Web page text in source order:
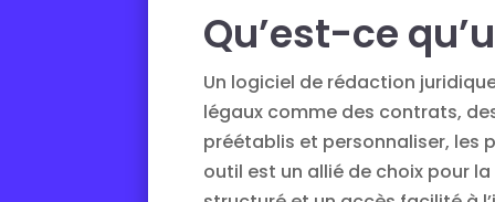
Qu’est-ce
Un logiciel de rédaction
légaux comme des contrats,
préétablis et personnaliser, les
outil est un allié de choix pour